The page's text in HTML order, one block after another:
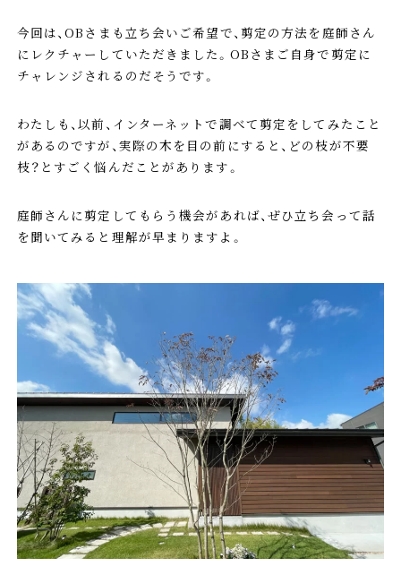
今回は、OBさまも立ち会いご希望で、剪定の方法を庭師さん
にレクチャーしていただきました。OBさまご自身で剪定に
チャレンジされるのだそうです。
わたしも、以前、インターネットで調べて剪定をしてみたこと
があるのですが、実際の木を目の前にすると、どの枝が不要
枝？とすごく悩んだことがあります。
庭師さんに剪定してもらう機会があれば、ぜひ立ち会って話
を聞いてみると理解が早まりますよ。